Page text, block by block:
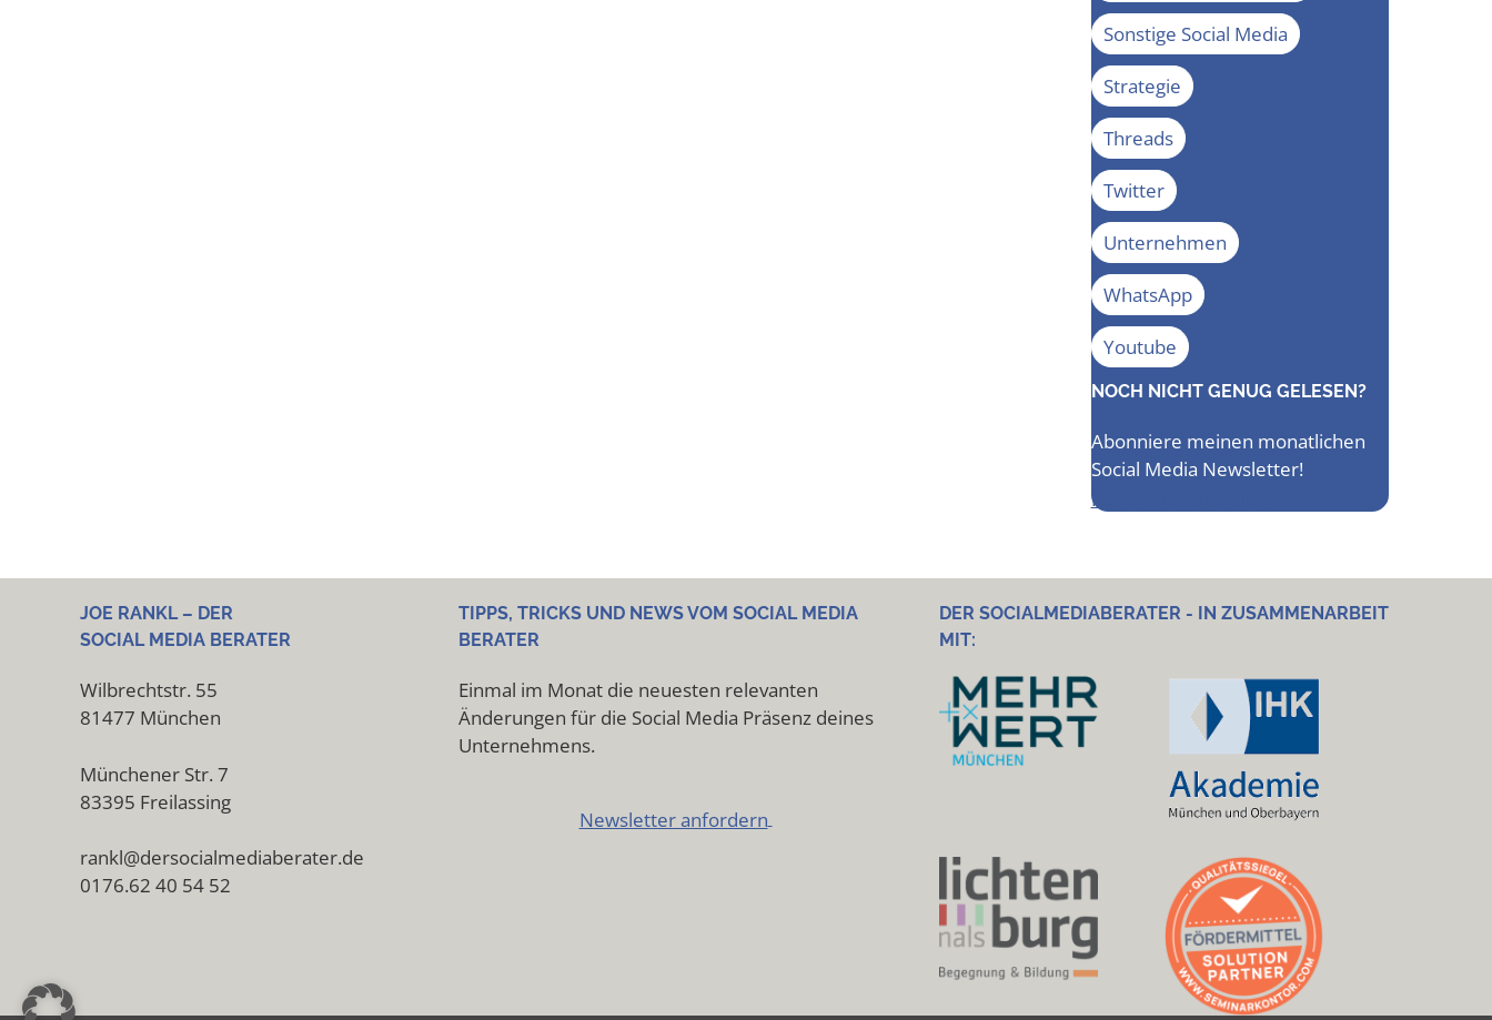
Sonstige Social Media
Strategie
Threads
Twitter
Unternehmen
WhatsApp
Youtube
NOCH NICHT GENUG GELESEN?
Abonniere meinen monatlichen
Social Media Newsletter!
Newsletter bestellen
JOE RANKL – DER
SOCIAL MEDIA BERATER
Wilbrechtstr. 55
81477 München
Münchener Str. 7
83395 Freilassing
rankl@dersocialmediaberater.de
0176.62 40 54 52
TIPPS, TRICKS UND NEWS VOM SOCIAL MEDIA
BERATER
Einmal im Monat die neuesten relevanten
Änderungen für die Social Media Präsenz deines
Unternehmens.
Newsletter anfordern
DER SOCIALMEDIABERATER - IN ZUSAMMENARBEIT
MIT: